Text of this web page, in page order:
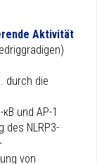
Aktivität
durch die
und AP-1
des NLRP3-
von